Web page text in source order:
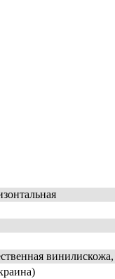
винилискожа,